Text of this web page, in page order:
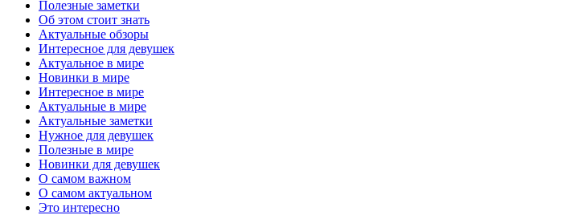
Полезные заметки
Об этом стоит знать
Актуальные обзоры
Интересное для девушек
Актуальное в мире
Новинки в мире
Интересное в мире
Актуальные в мире
Актуальные заметки
Нужное для девушек
Полезные в мире
Новинки для девушек
О самом важном
О самом актуальном
Это интересно